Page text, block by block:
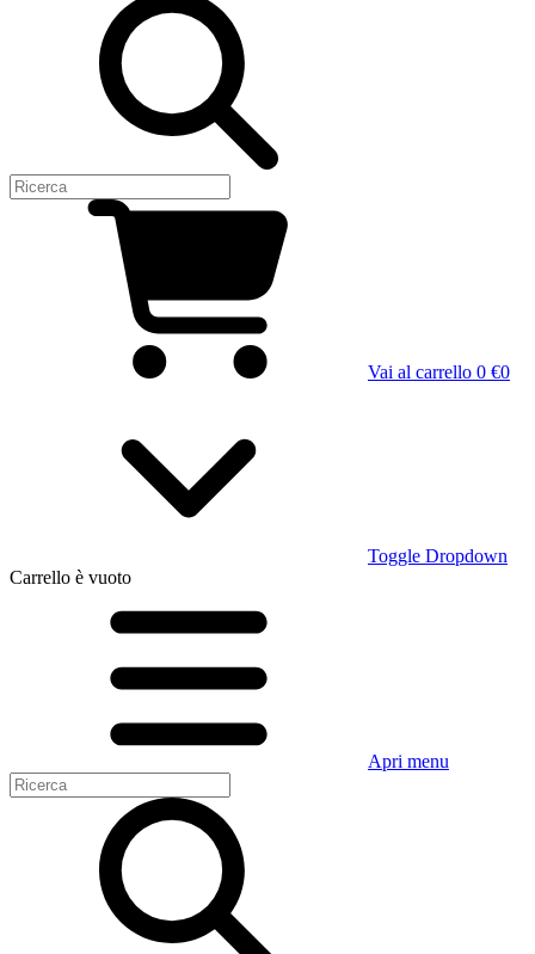
Vai al carrello 0 €0
Toggle Dropdown
Carrello è vuoto
Apri menu